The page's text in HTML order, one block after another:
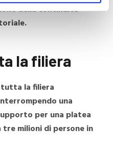
della continuità
la filiera
tutta la filiera
una
per una platea
milioni di persone in